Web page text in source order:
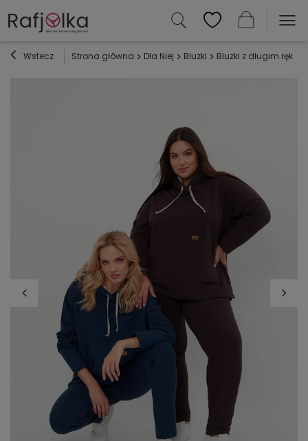
Wstecz Strona główna Dla Niej Bluzki Bluzki z długim